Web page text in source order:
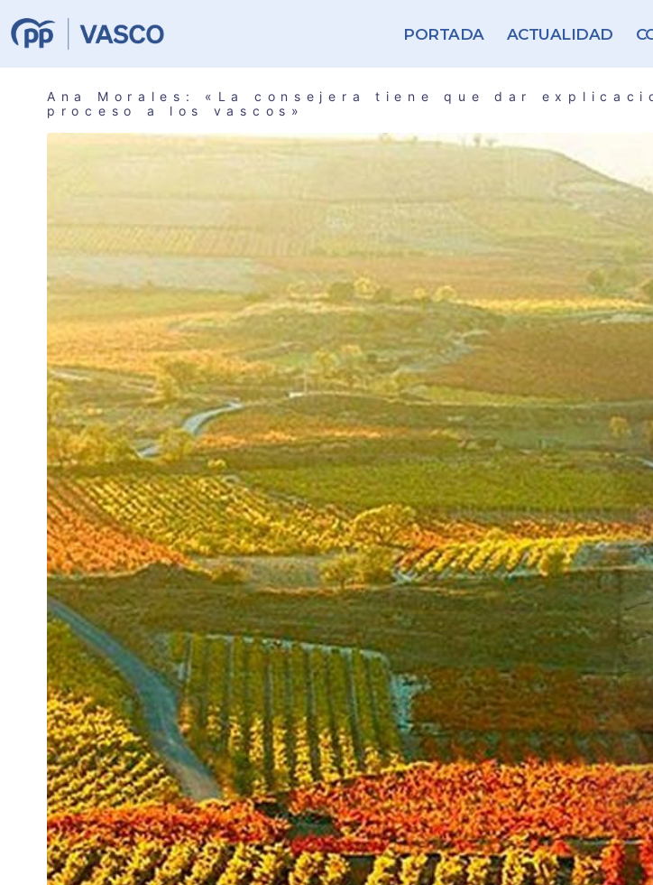
PORTADA ACTUALIDAD
Ana Morales: «La consejera tiene que dar
proceso a los vascos»